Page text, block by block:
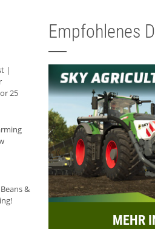
|
25
&
Empfohlenes
MEHR